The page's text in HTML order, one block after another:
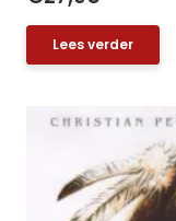
Lees verder